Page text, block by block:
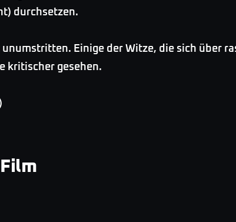
durchsetzen.
Einige der Witze, die sich über
kritischer gesehen.